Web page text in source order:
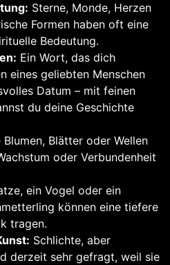
Sterne, Monde, Herzen
Formen haben oft eine
Bedeutung.
Ein Wort, das dich
eines geliebten Menschen
Datum – mit feinen
du deine Geschichte
Blumen, Blätter oder Wellen
oder Verbundenheit
ein Vogel oder ein
können eine tiefere
tragen.
Schlichte, aber
derzeit sehr gefragt, weil sie